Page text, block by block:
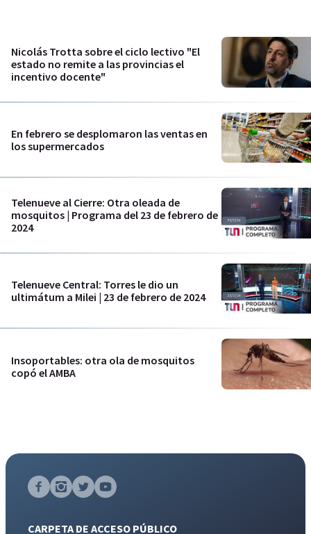
Nicolás Trotta sobre el ciclo lectivo "El
estado no remite a las provincias el
incentivo docente"
En febrero se desplomaron las ventas en
los supermercados
Telenueve al Cierre: Otra oleada de
mosquitos | Programa del 23 de febrero de
2024
Telenueve Central: Torres le dio un
ultimátum a Milei | 23 de febrero de 2024
Insoportables: otra ola de mosquitos
copó el AMBA
CARPETA DE ACCESO PÚBLICO